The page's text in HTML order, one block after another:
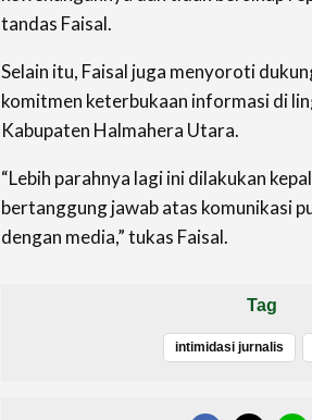
tandas Faisal.
Selain itu, Faisal juga menyoroti
komitmen keterbukaan informasi di
Kabupaten Halmahera Utara.
“Lebih parahnya lagi ini dilakukan
bertanggung jawab atas komunikasi
dengan media,” tukas Faisal.
Tag
intimidasi jurnalis